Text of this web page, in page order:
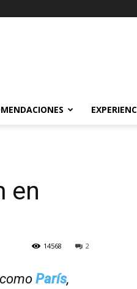
en
2
14568
París,